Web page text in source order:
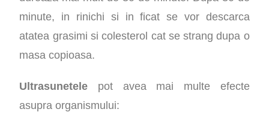
minute, in rinichi si in ficat se vor descarca
atatea grasimi si colesterol cat se strang dupa o
masa copioasa.
Ultrasunetele pot avea mai multe efecte
asupra organismului: